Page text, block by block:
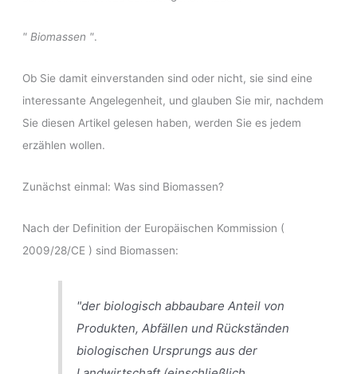
" Biomassen ".
Ob Sie damit einverstanden sind oder nicht, sie sind eine
interessante Angelegenheit, und glauben Sie mir, nachdem
Sie diesen Artikel gelesen haben, werden Sie es jedem
erzählen wollen.
Zunächst einmal: Was sind Biomassen?
Nach der Definition der Europäischen Kommission (
2009/28/CE ) sind Biomassen:
"der biologisch abbaubare Anteil von
Produkten, Abfällen und Rückständen
biologischen Ursprungs aus der